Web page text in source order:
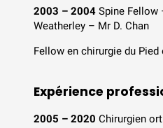
2003 – 2004 Spine Fellow
Weatherley – Mr D. Chan
Fellow en chirurgie du
Expérience
2005 – 2020 Chirurgien